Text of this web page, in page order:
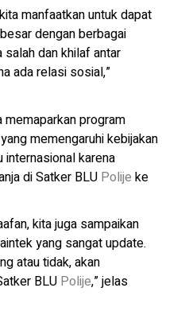
manfaatkan untuk dapat
dengan berbagai
dan khilaf antar
ada relasi sosial,”
memaparkan program
memengaruhi kebijakan
karena
di Satker BLU Polije ke
kita juga sampaikan
yang sangat update.
atau tidak, akan
BLU Polije,” jelas